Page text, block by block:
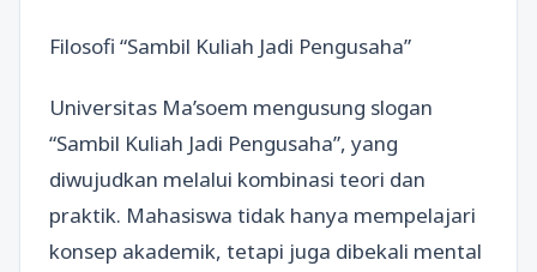
Filosofi “Sambil Kuliah Jadi Pengusaha”
Universitas Ma’soem mengusung slogan
“Sambil Kuliah Jadi Pengusaha”, yang
diwujudkan melalui kombinasi teori dan
praktik. Mahasiswa tidak hanya mempelajari
konsep akademik, tetapi juga dibekali mental